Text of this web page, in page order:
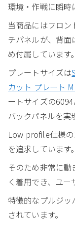
環境・作戦に瞬時
当商品にはフロン
チパネルが、背面
め付属しています。
プレートサイズは
カット プレート
ートサイズの
バックパネルを実
Low profile仕様
を追求しています。
そのため非常に
く着用でき、ユー
特徴的なプルジ
されています。